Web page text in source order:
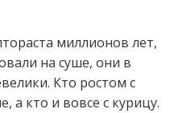
миллионов лет,
на суше, они в
Кто ростом с
а кто и вовсе с курицу.